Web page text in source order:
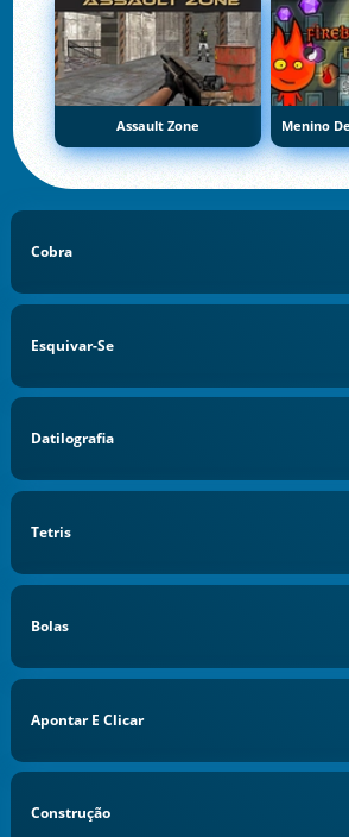
Assault Zone
Cobra
Esquivar-Se
Datilografia
Tetris
Bolas
Apontar E Clicar
Construção